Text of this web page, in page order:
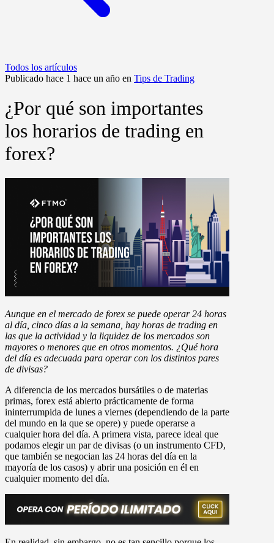
Todos los artículos
Publicado hace 1 hace un año en Tips de Trading
¿Por qué son importantes
los horarios de trading en
forex?
Aunque en el mercado de forex se puede operar 24 horas
al día, cinco días a la semana, hay horas de trading en
las que la actividad y la liquidez de los mercados son
mayores o menores que en otros momentos. ¿Qué hora
del día es adecuada para operar con los distintos pares
de divisas?
A diferencia de los mercados bursátiles o de materias
primas, forex está abierto prácticamente de forma
ininterrumpida de lunes a viernes (dependiendo de la parte
del mundo en la que se opere) y puede operarse a
cualquier hora del día. A primera vista, parece ideal que
podamos elegir un par de divisas (o un instrumento CFD,
que también se negocian las 24 horas del día en la
mayoría de los casos) y abrir una posición en él en
cualquier momento del día.